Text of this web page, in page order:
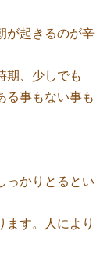
が起きるのが辛
期、少しでも
る事もない事も
っかりとるとい
ます。人により